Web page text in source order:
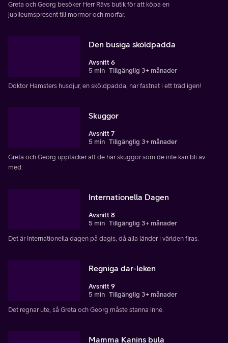
Greta och Georg besöker Herr Rävs butik för att köpa en
jubileumspresent till mormor och morfar.
Den busiga sköldpadda
Avsnitt 6
5 min Tillgänglig 3+ månader
Doktor Hamsters husdjur, en sköldpadda, har fastnat i ett träd igen!
Skuggor
Avsnitt 7
5 min Tillgänglig 3+ månader
Greta och Georg upptäcker att de har skuggor som de inte kan bli av
med.
Internationella Dagen
Avsnitt 8
5 min Tillgänglig 3+ månader
Det är Internationella dagen på dagis, då alla länder i världen firas.
Regniga dar-leken
Avsnitt 9
5 min Tillgänglig 3+ månader
Det regnar ute, så Greta och Georg måste stanna inne.
Mamma Kanins bula